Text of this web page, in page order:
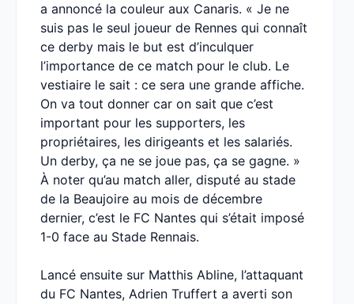
a annoncé la couleur aux Canaris. « Je ne
suis pas le seul joueur de Rennes qui connaît
ce derby mais le but est d’inculquer
l’importance de ce match pour le club. Le
vestiaire le sait : ce sera une grande affiche.
On va tout donner car on sait que c’est
important pour les supporters, les
propriétaires, les dirigeants et les salariés.
Un derby, ça ne se joue pas, ça se gagne. »
À noter qu’au match aller, disputé au stade
de la Beaujoire au mois de décembre
dernier, c’est le FC Nantes qui s’était imposé
1-0 face au Stade Rennais.
Lancé ensuite sur Matthis Abline, l’attaquant
du FC Nantes, Adrien Truffert a averti son